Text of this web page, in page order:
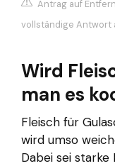
Antrag auf
vollständige Antwort
Wird
man es
Fleisch für
wird umso
Dabei sei